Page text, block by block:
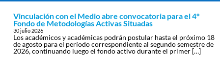
Vinculación con el Medio abre convocatoria para el 4°
Fondo de Metodologías Activas Situadas
30 julio 2026
Los académicos y académicas podrán postular hasta el próximo 18
de agosto para el período correspondiente al segundo semestre de
2026, continuando luego el fondo activo durante el primer […]